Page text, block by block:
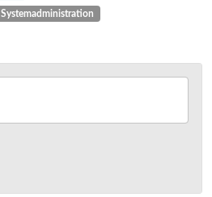
Systemadministration